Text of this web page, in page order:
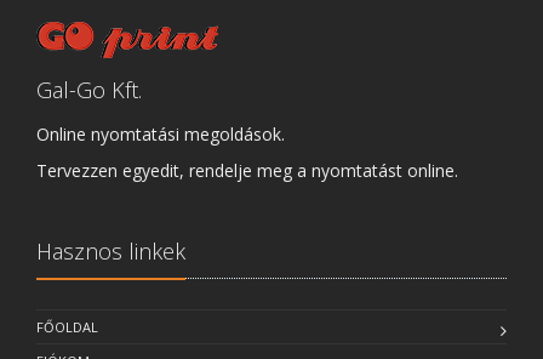
Gal-Go Kft.
Online nyomtatási megoldások.
Tervezzen egyedit, rendelje meg a nyomtatást online.
Hasznos linkek
FŐOLDAL